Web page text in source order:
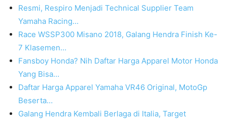
Resmi, Respiro Menjadi Technical Supplier Team
Yamaha Racing…
Race WSSP300 Misano 2018, Galang Hendra Finish Ke-
7 Klasemen…
Fansboy Honda? Nih Daftar Harga Apparel Motor Honda
Yang Bisa…
Daftar Harga Apparel Yamaha VR46 Original, MotoGp
Beserta…
Galang Hendra Kembali Berlaga di Italia, Target